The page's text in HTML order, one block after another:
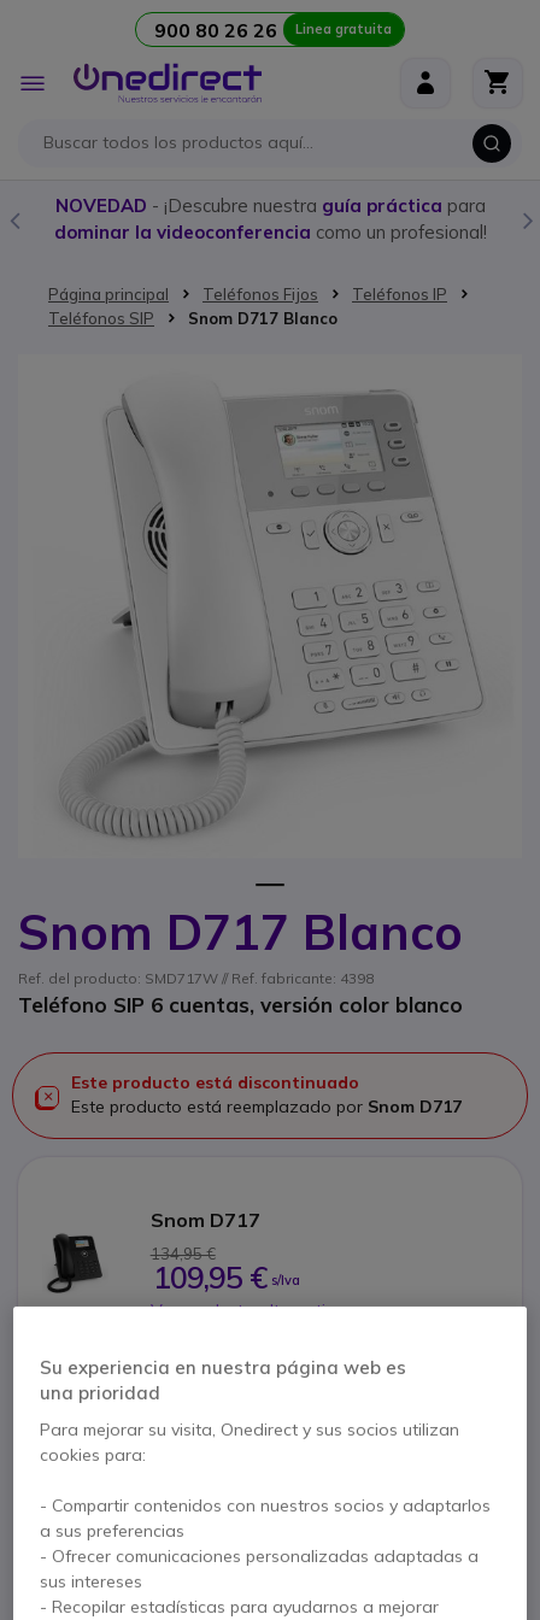
900 80 26 26 Linea gratuita
Toggle
Nav
NOVEDAD - ¡Descubre nuestra guía práctica para
dominar la videoconferencia como un profesional!
Página principal Teléfonos Fijos
Teléfonos IP
Teléfonos SIP
Snom D717 Blanco
Snom D717 Blanco
Ref. del producto: SMD717W // Ref. fabricante: 4398
Teléfono SIP 6 cuentas, versión color blanco
Este producto está discontinuado
Este producto está reemplazado por Snom D717
Snom D717
134,95 €
109,95 € s/Iva
Ver producto alternativo
Contacte a nuestros expertos - Linea gratuita
Saltar al comienzo de la galería de imágenes
Su experiencia en nuestra página web es
una prioridad
Para mejorar su visita, Onedirect y sus socios utilizan
cookies para:
- Compartir contenidos con nuestros socios y adaptarlos
a sus preferencias
- Ofrecer comunicaciones personalizadas adaptadas a
sus intereses
- Recopilar estadísticas para ayudarnos a mejorar